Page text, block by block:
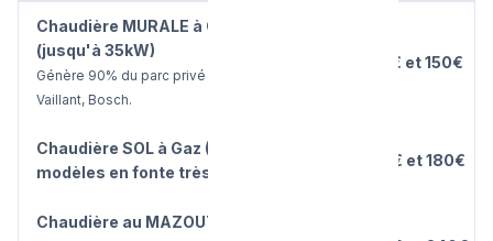
Chaudière MURALE à Gaz
(jusqu'à 35kW)
Génère 90% du parc privé : Bulex,
Vaillant, Bosch.
120€ et 150€
Chaudière SOL à Gaz (Anciens
modèles en fonte très lourdes)
140€ et 180€
Chaudière au MAZOUT / Fioul